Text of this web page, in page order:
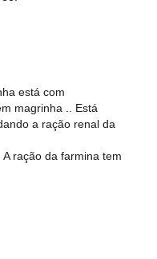
está com
magrinha .. Está
a ração renal da
ração da farmina tem